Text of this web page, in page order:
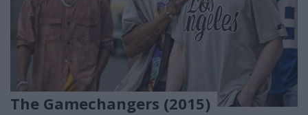
The Gamechangers (2015)